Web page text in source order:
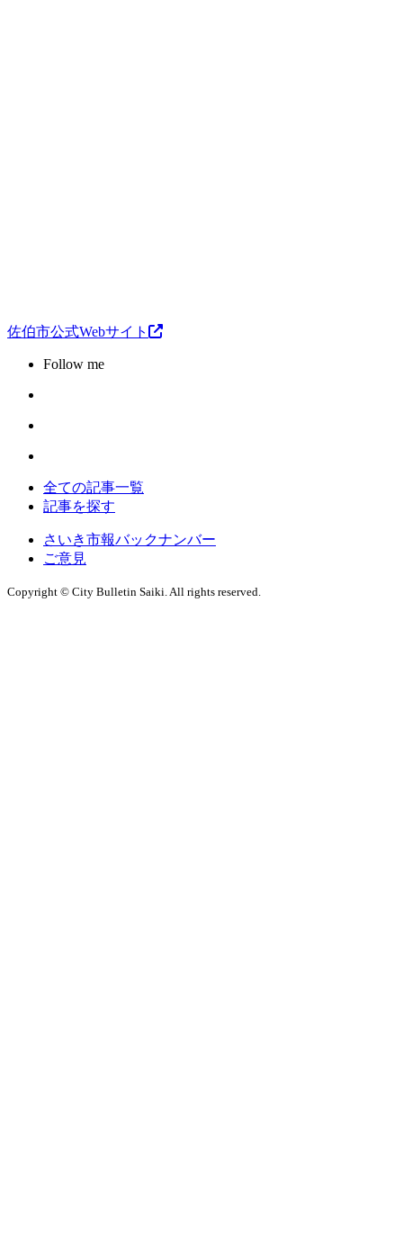
佐伯市公式Webサイト
Follow me
全ての記事一覧
記事を探す
さいき市報バックナンバー
ご意見
Copyright © City Bulletin Saiki. All rights reserved.